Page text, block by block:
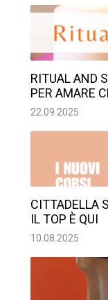
RITUAL AND
PER AMARE
22.09.2025
CITTADELLA
IL TOP È QUI
10.08.2025